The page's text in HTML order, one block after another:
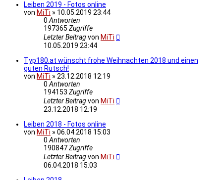
Leiben 2019 - Fotos online
von MiTi » 10.05.2019 23:44
0Antworten
197365 Zugriffe
Letzter Beitragvon MiTi
10.05.2019 23:44
Typ180.at wünscht frohe Weihnachten 2018 und einen
guten Rutsch!
von MiTi » 23.12.2018 12:19
0Antworten
194153 Zugriffe
Letzter Beitragvon MiTi
23.12.2018 12:19
Leiben 2018 - Fotos online
von MiTi » 06.04.2018 15:03
0Antworten
190847Zugriffe
Letzter Beitragvon MiTi
06.04.2018 15:03